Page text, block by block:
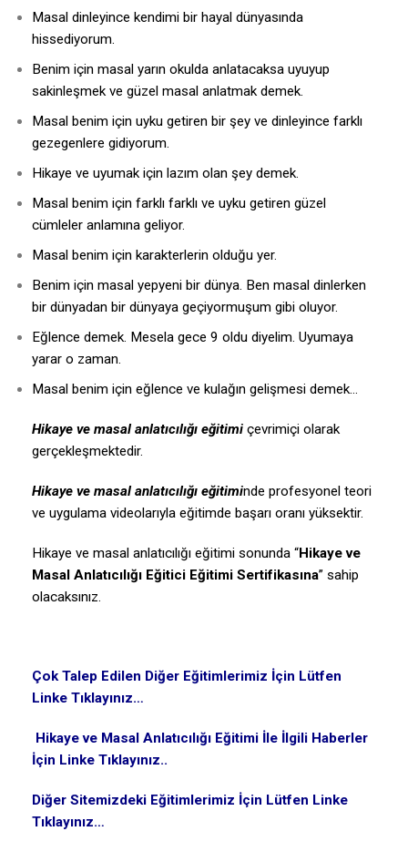
Masal dinleyince kendimi bir hayal dünyasında
hissediyorum.
Benim için masal yarın okulda anlatacaksa uyuyup
sakinleşmek ve güzel masal anlatmak demek.
Masal benim için uyku getiren bir şey ve dinleyince farklı
gezegenlere gidiyorum.
Hikaye ve uyumak için lazım olan şey demek.
Masal benim için farklı farklı ve uyku getiren güzel
cümleler anlamına geliyor.
Masal benim için karakterlerin olduğu yer.
Benim için masal yepyeni bir dünya. Ben masal dinlerken
bir dünyadan bir dünyaya geçiyormuşum gibi oluyor.
Eğlence demek. Mesela gece 9 oldu diyelim. Uyumaya
yarar o zaman.
Masal benim için eğlence ve kulağın gelişmesi demek…
Hikaye ve masal anlatıcılığı eğitimi çevrimiçi olarak
gerçekleşmektedir.
Hikaye ve masal anlatıcılığı eğitiminde profesyonel teori
ve uygulama videolarıyla eğitimde başarı oranı yüksektir.
Hikaye ve masal anlatıcılığı eğitimi sonunda “Hikaye ve
Masal Anlatıcılığı Eğitici Eğitimi Sertifikasına” sahip
olacaksınız.
Çok Talep Edilen Diğer Eğitimlerimiz İçin Lütfen
Linke Tıklayınız…
Hikaye ve Masal Anlatıcılığı Eğitimi İle İlgili Haberler
İçin Linke Tıklayınız..
Diğer Sitemizdeki Eğitimlerimiz İçin Lütfen Linke
Tıklayınız…